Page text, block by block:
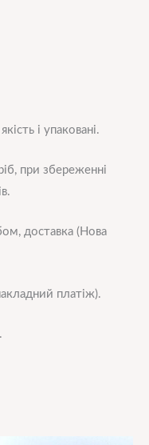
і упаковані.
при збереженні
доставка (Нова
платіж).